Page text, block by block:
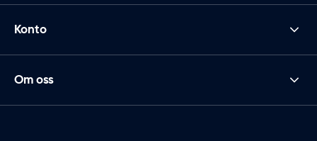
Konto
Om oss